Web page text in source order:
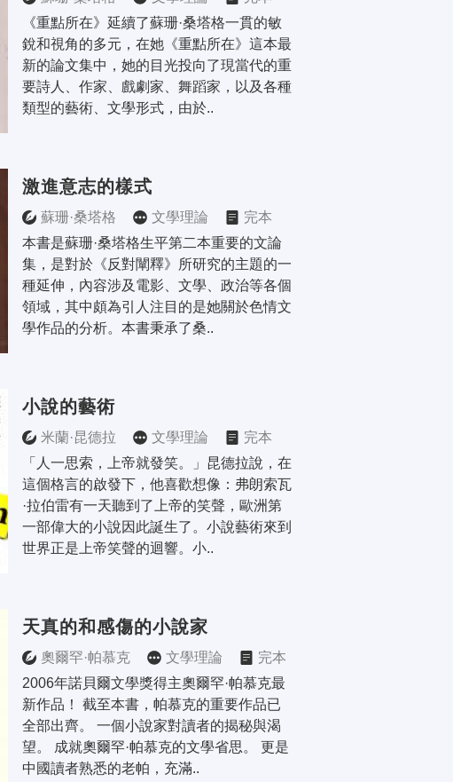
《重點所在》延續了蘇珊·桑塔格一貫的敏
銳和視角的多元，在她《重點所在》這本最
新的論文集中，她的目光投向了現當代的重
要詩人、作家、戲劇家、舞蹈家，以及各種
類型的藝術、文學形式，由於..
激進意志的樣式
蘇珊·桑塔格 文學理論
完本
本書是蘇珊·桑塔格生平第二本重要的文論
集，是對於《反對闡釋》所研究的主題的一
種延伸，內容涉及電影、文學、政治等各個
領域，其中頗為引人注目的是她關於色情文
學作品的分析。本書秉承了桑..
小說的藝術
米蘭·昆德拉 文學理論
完本
「人一思索，上帝就發笑。」昆德拉說，在
這個格言的啟發下，他喜歡想像：弗朗索瓦
·拉伯雷有一天聽到了上帝的笑聲，歐洲第
一部偉大的小說因此誕生了。小說藝術來到
世界正是上帝笑聲的迴響。小..
天真的和感傷的小說家
奧爾罕·帕慕克 文學理論
完本
2006年諾貝爾文學獎得主奧爾罕·帕慕克最
新作品！ 截至本書，帕慕克的重要作品已
全部出齊。 一個小說家對讀者的揭秘與渴
望。 成就奧爾罕·帕慕克的文學省思。 更是
中國讀者熟悉的老帕，充滿..